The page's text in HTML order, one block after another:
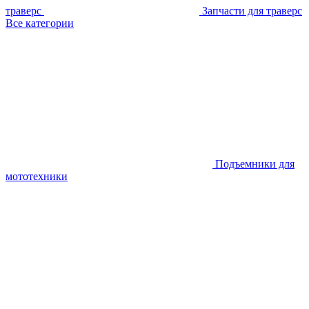
траверс
Запчасти для траверс
Все категории
Подъемники для
мототехники